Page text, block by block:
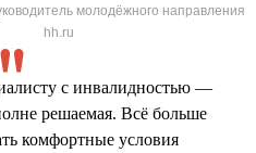
молодёжного направления
hh.ru
с инвалидностью —
решаемая. Всё больше
комфортные условия